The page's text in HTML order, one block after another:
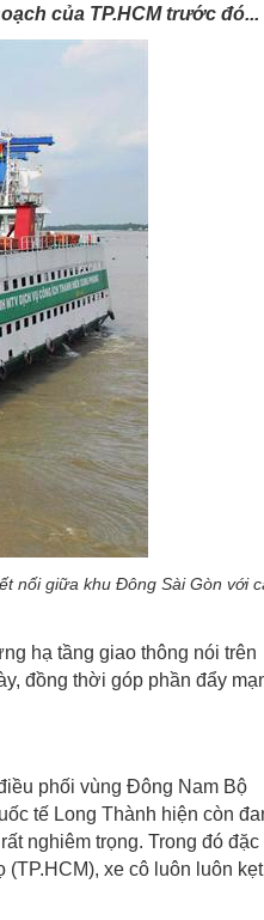
của TP.HCM trước đó...
nối giữa khu Đông Sài Gòn với
hạ tầng giao thông nói trên
đồng thời góp phần đẩy
phối vùng Đông Nam Bộ
tế Long Thành hiện còn
nghiêm trọng. Trong đó đặc
xe cô luôn luôn kẹt